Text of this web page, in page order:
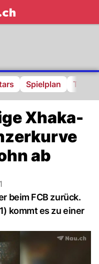
NAU.ch
Spielplan
Xhaka-
ab
beim FCB zurück.
kommt es zu einer